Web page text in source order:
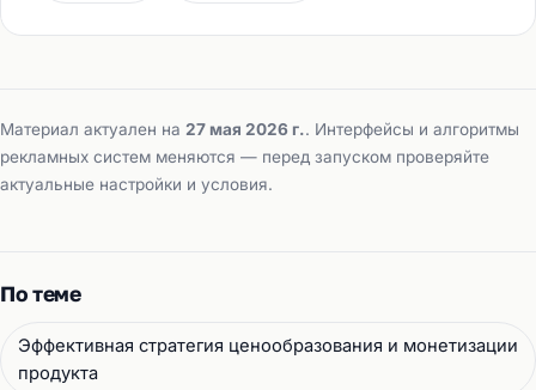
Материал актуален на 27 мая 2026 г.. Интерфейсы и алгоритмы
рекламных систем меняются — перед запуском проверяйте
актуальные настройки и условия.
По теме
Эффективная стратегия ценообразования и монетизации
продукта